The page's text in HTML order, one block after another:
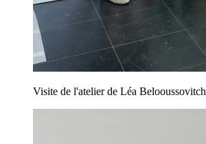
Visite de l'atelier de Léa Belooussovitch